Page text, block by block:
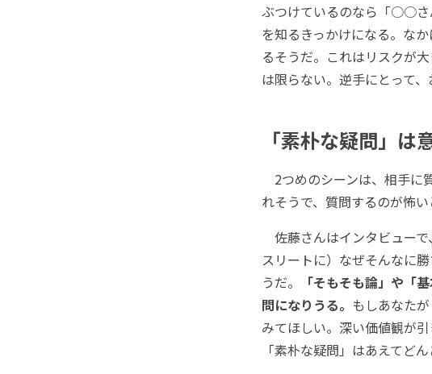
ぶつけているのなら「○○さ
を知るきっかけになる。な
るそうだ。これはリスクが
は限らない。逆手にとって
「素朴な疑問」は
2つめのシーンは、相手に
れそうで、質問するのが怖
佐藤さんはインタビュー
スリートに）なぜそんなに
うだ。
「そもそも論」や「
問になりうる。 もしあなた
みてほしい。深い価値観が
「素朴な疑問」はあえてど